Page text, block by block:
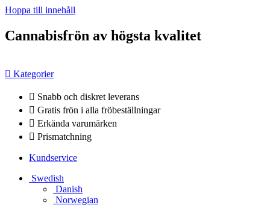
Hoppa till innehåll
Cannabisfrön av högsta kvalitet
Kategorier
Snabb och diskret leverans
Gratis frön i alla fröbeställningar
Erkända varumärken
Prismatchning
Kundservice
Swedish
Danish
Norwegian